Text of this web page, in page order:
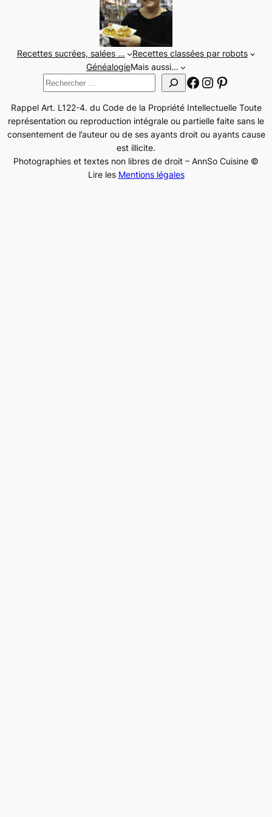
Recettes sucrées, salées …
Recettes classées par robots
GénéalogieMais aussi…
Rechercher
Facebook
Instagram
Rappel Art. L122-4. du Code de la Propriété Intellectuelle Toute
représentation ou reproduction intégrale ou partielle faite sans le
consentement de l’auteur ou de ses ayants droit ou ayants cause
est illicite.
Photographies et textes non libres de droit – AnnSo Cuisine ©
Lire les Mentions légales